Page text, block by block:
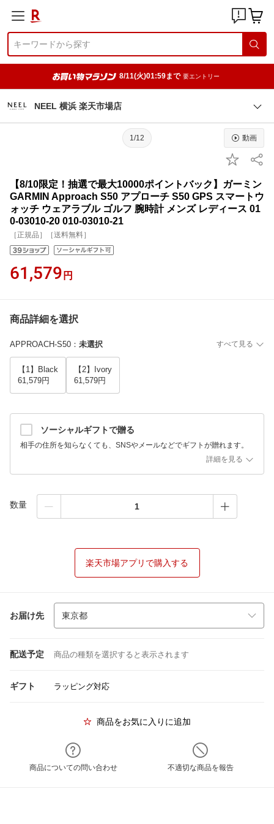
8/11(火)01:59まで 要エントリー
NEEL 横浜 楽天市場店
1/12 動画
【8/10限定！抽選で最大10000ポイントバック】ガーミン
GARMIN Approach S50 アプローチ S50 GPS スマートウ
ォッチ ウェアラブル ゴルフ 腕時計 メンズ レディース 01
0-03010-20 010-03010-21
［正規品］［送料無料］
61,579 円
商品詳細を選択
APPROACH-S50 ： 未選択 すべて見る
【1】Black
61,579円
【2】Ivory
61,579円
ソーシャルギフトで贈る
相手の住所を知らなくても、SNSやメールなどでギフトが贈れます。
詳細を見る
数量
楽天市場アプリで購入する
お届け先
配送予定 商品の種類を選択すると表示されます
ギフト ラッピング対応
商品をお気に入りに追加
商品についての問い合わせ 不適切な商品を報告